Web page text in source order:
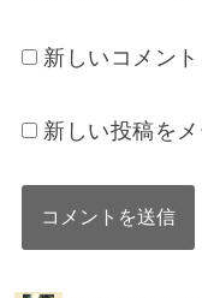
新しいコメン
新しい投稿を